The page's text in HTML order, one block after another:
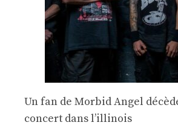
Un fan de Morbid Angel
concert dans l’illinois